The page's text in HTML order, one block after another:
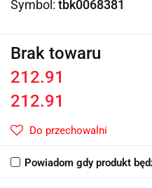
Symbol: tbk0068381
Brak towaru
212.91
212.91
Do przechowalni
Powiadom gdy produkt